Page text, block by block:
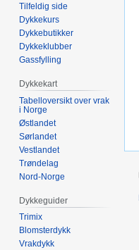
Tilfeldig side
Dykkekurs
Dykkebutikker
Dykkeklubber
Gassfylling
Dykkekart
Tabelloversikt over vrak
i Norge
Østlandet
Sørlandet
Vestlandet
Trøndelag
Nord-Norge
Dykkeguider
Trimix
Blomsterdykk
Vrakdykk